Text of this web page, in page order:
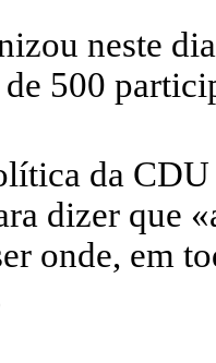
neste
500
da
dizer que
onde, em